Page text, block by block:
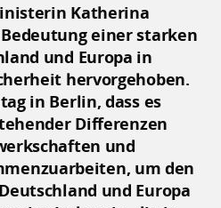
Katherina
Bedeutung einer starken
und Europa in
hervorgehoben.
in Berlin, dass es
Differenzen
und
um den
und Europa